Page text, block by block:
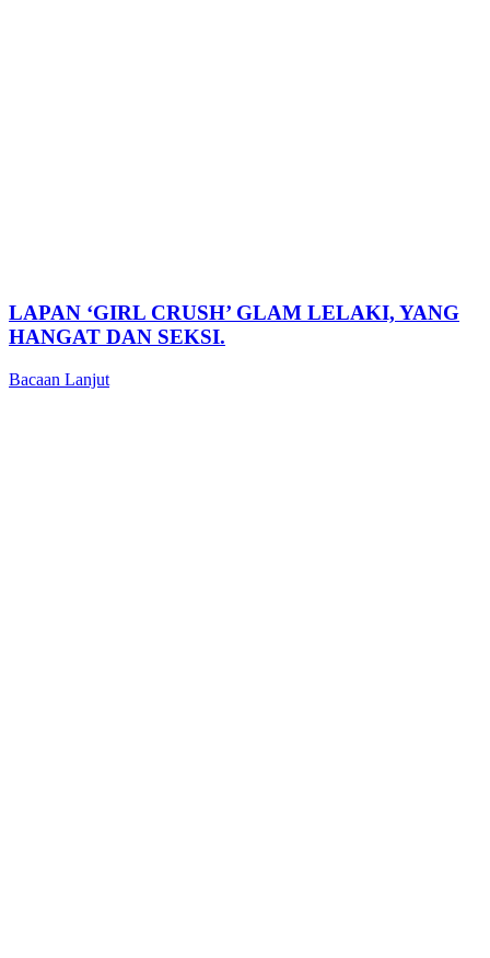
LAPAN ‘GIRL CRUSH’ GLAM LELAKI, YANG
HANGAT DAN SEKSI.
Bacaan Lanjut